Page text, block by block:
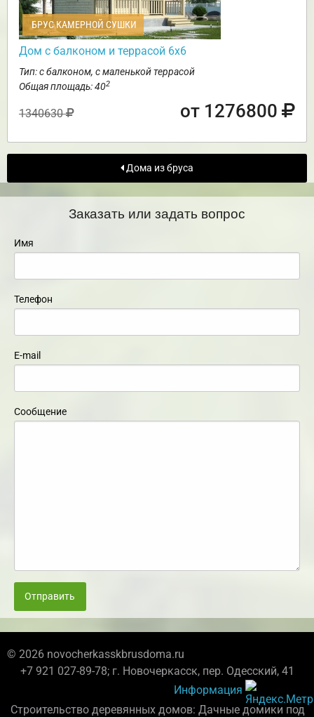
БРУС КАМЕРНОЙ СУШКИ
Дом с балконом и террасой 6х6
Тип: с балконом, с маленькой террасой
Общая площадь: 402
1340630 от 1276800
Дома из бруса
Заказать или задать вопрос
Имя
Телефон
E-mail
Сообщение
Отправить
© 2026 novocherkasskbrusdoma.ru
+7 921 027-89-78; г. Новочеркасск, пер. Одесский, 41
Информация
Строительство деревянных домов: Дачные домики под